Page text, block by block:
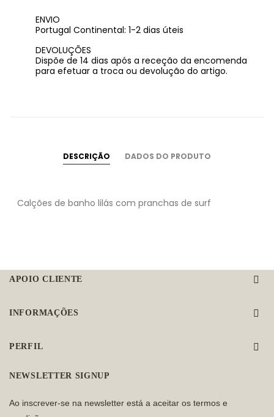
ENVIO
Portugal Continental: 1-2 dias úteis
DEVOLUÇÕES
Dispõe de 14 dias após a receção da encomenda
para efetuar a troca ou devolução do artigo.
DESCRIÇÃO DADOS DO PRODUTO
Calções de banho lilás com pranchas de surf
APOIO CLIENTE 
INFORMAÇÕES 
PERFIL 
NEWSLETTER SIGNUP
Ao inscrever-se na newsletter está a aceitar os termos e